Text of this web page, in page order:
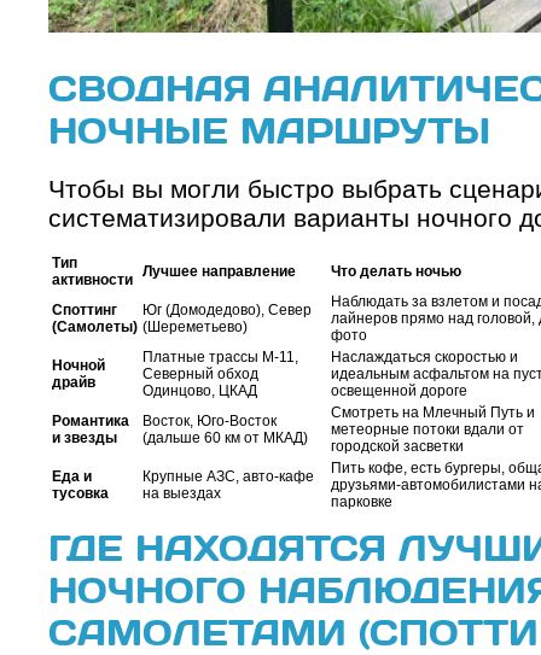
СВОДНАЯ
НОЧНЫЕ МАРШРУТЫ
Чтобы вы могли быстро выбрать
систематизировали варианты ночного
Тип
активности
Лучшее направление Что делать ночью
Споттинг
(Самолеты)
Юг (Домодедово), Север
(Шереметьево)
Наблюдать за взлетом и
лайнеров прямо над головой,
фото
Ночной
драйв
Платные трассы М-11,
Северный обход
Одинцово, ЦКАД
Наслаждаться скоростью и
идеальным асфальтом на
освещенной дороге
Романтика
и звезды
Восток, Юго-Восток
(дальше 60 км от МКАД)
Смотреть на Млечный Путь и
метеорные потоки вдали от
городской засветки
Еда и
тусовка
Крупные АЗС, авто-кафе
на выездах
Пить кофе, есть бургеры,
друзьями-автомобилистами
парковке
ГДЕ НАХОДЯТСЯ
НОЧНОГО
САМОЛЕТАМИ